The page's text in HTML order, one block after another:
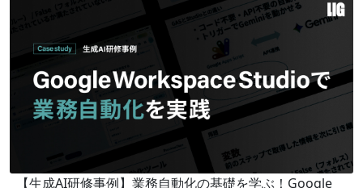
【生成AI研修事例】業務自動化の基礎を学ぶ！Google